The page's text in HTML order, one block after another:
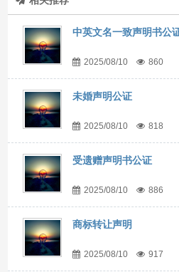
中英文名一致声明书公
2025/08/10 860
未婚声明公证
2025/08/10 818
受遗赠声明书公证
2025/08/10 886
商标转让声明
2025/08/10 917